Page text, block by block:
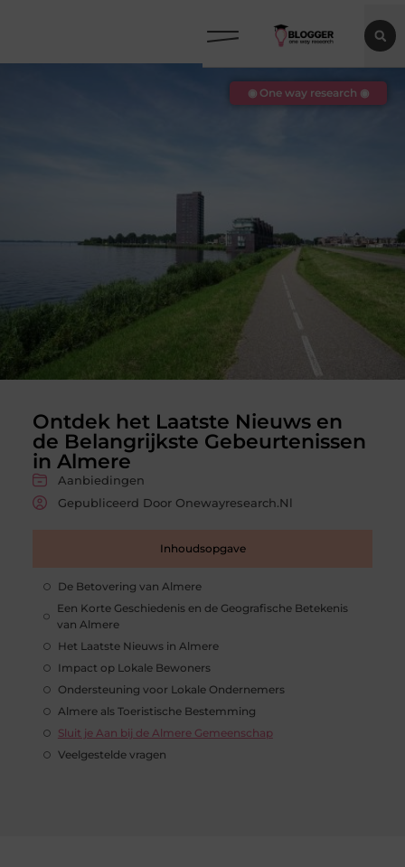
Ontdek het Laatste Nieuws en
de Belangrijkste Gebeurtenissen
in Almere
Aanbiedingen
Gepubliceerd Door Onewayresearch.nl
Inhoudsopgave
De Betovering van Almere
Een Korte Geschiedenis en de Geografische Betekenis
van Almere
Het Laatste Nieuws in Almere
Impact op Lokale Bewoners
Ondersteuning voor Lokale Ondernemers
Almere als Toeristische Bestemming
Sluit je Aan bij de Almere Gemeenschap
Veelgestelde vragen
◉ One way research ◉